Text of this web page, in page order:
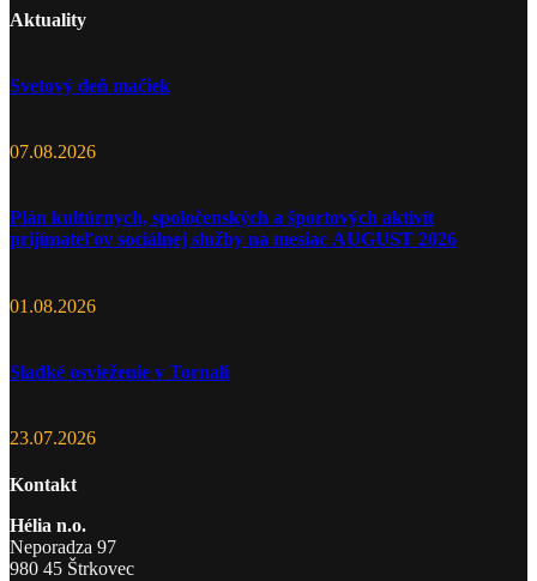
Aktuality
Svetový deň mačiek
07.08.2026
Plán kultúrnych, spoločenských a športových aktivít
prijímateľov sociálnej služby na mesiac AUGUST 2026
01.08.2026
Sladké osvieženie v Tornali
23.07.2026
Kontakt
Hélia n.o.
Neporadza 97
980 45 Štrkovec